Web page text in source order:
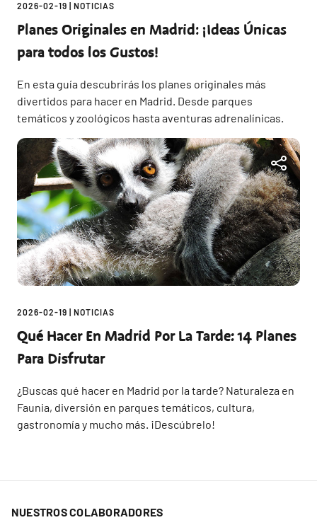
2026-02-19 NOTICIAS
Planes Originales en Madrid: ¡Ideas Únicas
para todos los Gustos!
En esta guía descubrirás los planes originales más
divertidos para hacer en Madrid. Desde parques
temáticos y zoológicos hasta aventuras adrenalínicas.
2026-02-19 NOTICIAS
Qué Hacer En Madrid Por La Tarde: 14 Planes
Para Disfrutar
¿Buscas qué hacer en Madrid por la tarde? Naturaleza en
Faunia, diversión en parques temáticos, cultura,
gastronomía y mucho más. ¡Descúbrelo!
NUESTROS COLABORADORES